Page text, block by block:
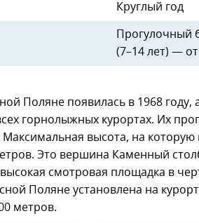
Круглый год
Прогулочный
(7–14 лет) —
Поляне появилась в 1968 году,
горнолыжных курортах. Их
Максимальная высота, на которую
Это вершина Каменный
смотровая площадка в
Поляне установлена на
метров.